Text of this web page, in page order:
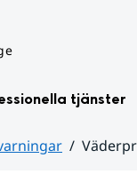
tjänster